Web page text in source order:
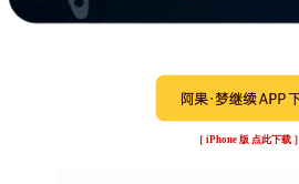
［ iPhone 版 点此下载 ］